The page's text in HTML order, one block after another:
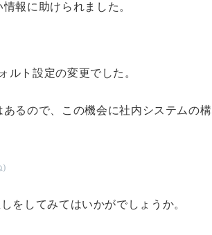
報に助けられました。
ルト設定の変更でした。
るので、この機会に社内システムの構
)
をしてみてはいかがでしょうか。